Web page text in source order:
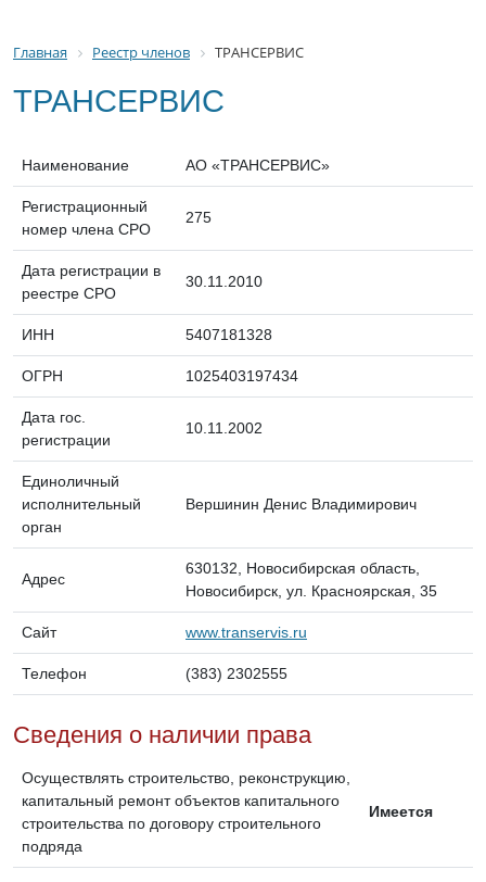
Главная Реестр членов ТРАНСЕРВИС
ТРАНСЕРВИС
Наименование АО «ТРАНСЕРВИС»
Регистрационный
номер члена СРО
275
Дата регистрации в
реестре СРО
30.11.2010
ИНН 5407181328
ОГРН 1025403197434
Дата гос.
регистрации
10.11.2002
Единоличный
исполнительный
орган
Вершинин Денис Владимирович
Адрес
630132, Новосибирская область,
Новосибирск, ул. Красноярская, 35
Сайт www.transervis.ru
Телефон (383) 2302555
Сведения о наличии права
Осуществлять строительство, реконструкцию,
капитальный ремонт объектов капитального
строительства по договору строительного
подряда
Имеется